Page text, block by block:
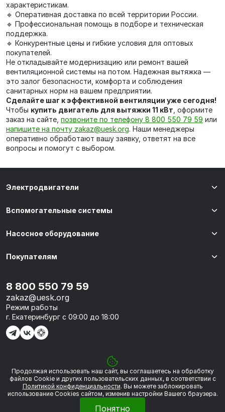
характеристикам.
🔹 Оперативная доставка по всей территории России.
🔹 Профессиональная помощь в подборе и техническая
поддержка.
🔹 Конкурентные цены и гибкие условия для оптовых
покупателей.
Не откладывайте модернизацию или ремонт вашей
вентиляционной системы на потом. Надежная вытяжка —
это залог безопасности, комфорта и соблюдения
санитарных норм на вашем предприятии.
Сделайте шаг к эффективной вентиляции уже сегодня!
Чтобы купить двигатель для вытяжки 11 кВт , оформите
заказ на сайте, позвоните по телефону 8 800 550 79 59 или
напишите на почту zakaz@uesk.org. Наши менеджеры
оперативно обработают вашу заявку, ответят на все
вопросы и помогут с выбором.
© 2026 «УЭСК-ТЕХНОЛОГИИ»
Электродвигатели
Вспомогательные системы
Насосное оборудование
Покупателям
8 800 550 79 59
zakaz@uesk.org
Режим работы
г. Екатеринбург с 09:00 до 18:00
Политика обработки персональных данных
Сделано вFramelink
Продолжая использовать наш сайт, вы соглашаетесь на обработку
файлов Сookie и других пользовательских данных, в соответствии с
Политикой конфиденциальности. Вы можете заблокировать
использование Cookies сайтом, изменив настройки Вашего браузера.
Понятно